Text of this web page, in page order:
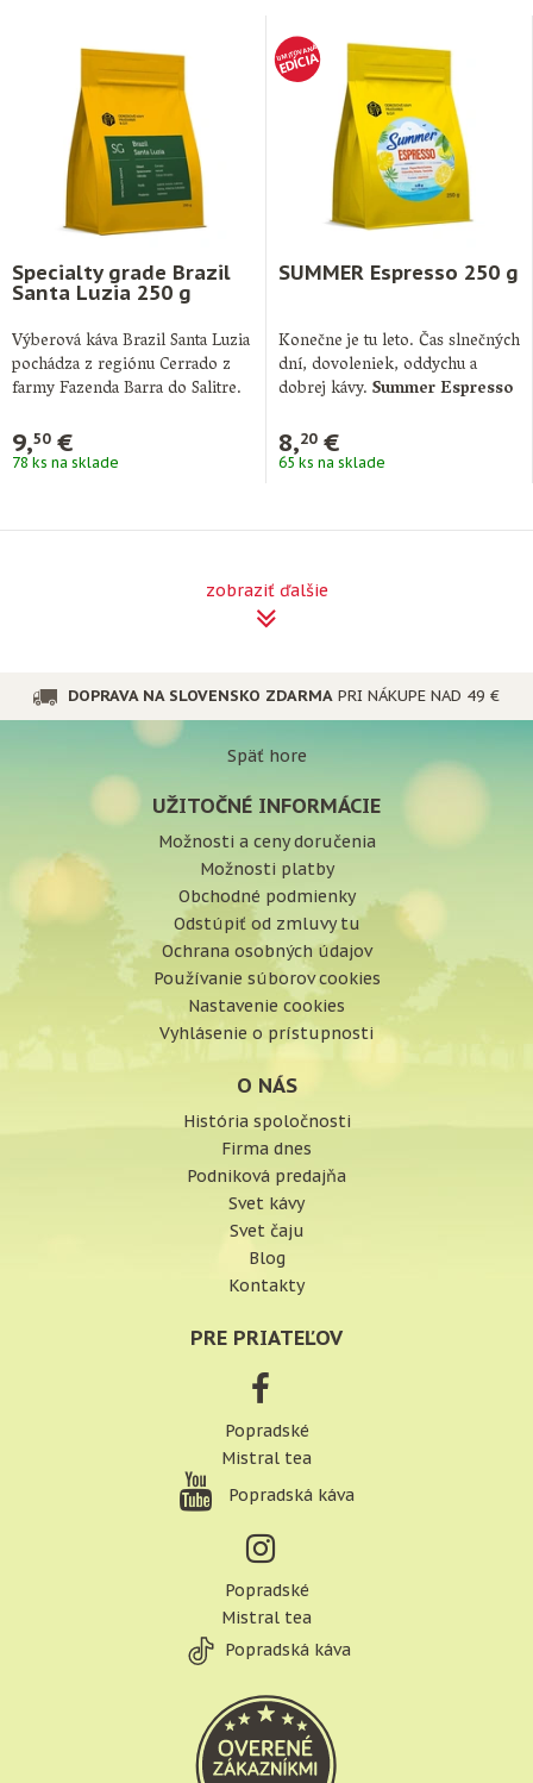
Specialty grade Brazil
Santa Luzia 250 g
Výberová káva Brazil Santa Luzia
pochádza z regiónu Cerrado z
farmy Fazenda Barra do Salitre.
9,50€
78 ks na sklade
SUMMER Espresso 250 g
Konečne je tu leto. Čas slnečných
dní, dovoleniek, oddychu a
dobrej kávy.Summer Espresso
8,20€
65 ks na sklade
zobraziť ďalšie
DOPRAVA NA SLOVENSKO ZDARMA PRI NÁKUPE NAD 49 €
Späť hore
UŽITOČNÉ INFORMÁCIE
Možnosti a ceny doručenia
Možnosti platby
Obchodné podmienky
Odstúpiť od zmluvy tu
Ochrana osobných údajov
Používanie súborov cookies
Nastavenie cookies
Vyhlásenie o prístupnosti
O NÁS
História spoločnosti
Firma dnes
Podniková predajňa
Svet kávy
Svet čaju
Blog
Kontakty
PRE PRIATEĽOV
Popradské
Mistral tea
Popradská káva
Popradské
Mistral tea
Popradská káva